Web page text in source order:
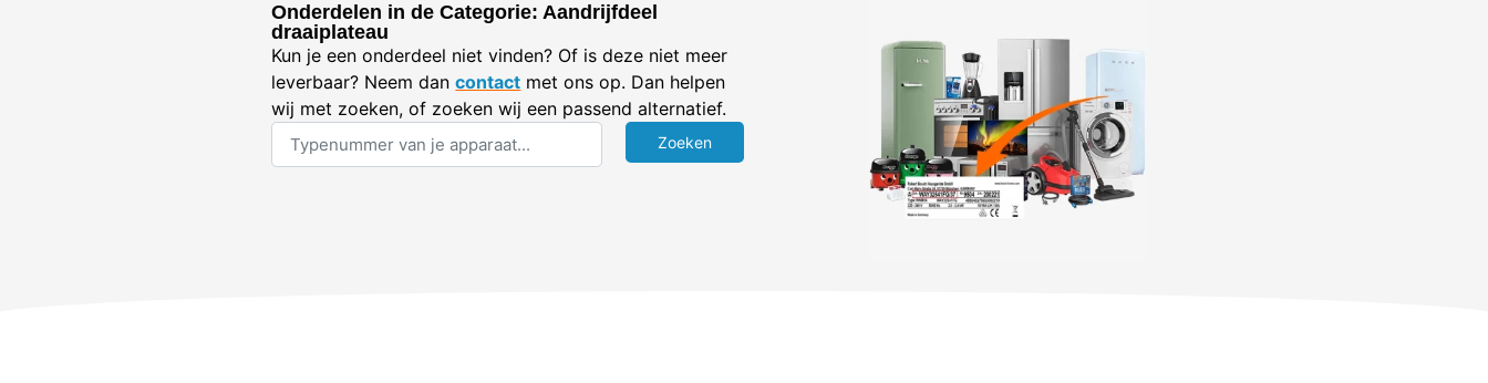
Onderdelen in de Categorie: Aandrijfdeel
draaiplateau
Kun je een onderdeel niet vinden? Of is deze niet meer
leverbaar? Neem dancontact met ons op. Dan helpen
wij met zoeken, of zoeken wij een passend alternatief.